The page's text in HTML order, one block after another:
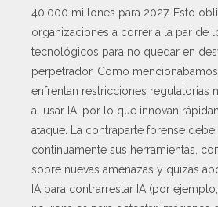
40.000 millones para 2027. Esto
organizaciones a correr a la par de
tecnológicos para no quedar en
perpetrador. Como
enfrentan restricciones regulatorias
al usar IA, por lo que innovan
ataque. La contraparte forense
continuamente sus herramientas,
sobre nuevas amenazas y quizás
IA para contrarrestar IA (por